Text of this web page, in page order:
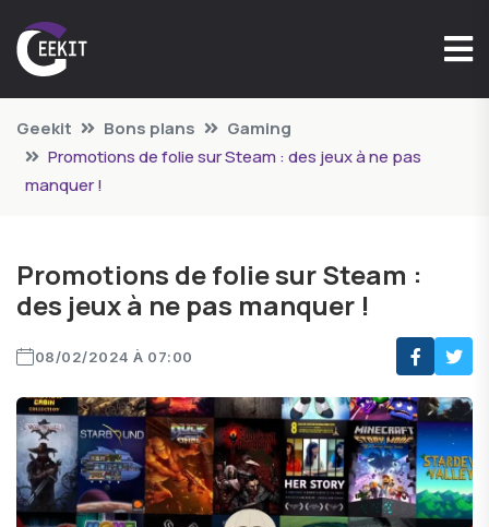
Geekit Bons plans
Gaming
Promotions de folie sur Steam : des jeux à ne pas
manquer !
Promotions de folie sur Steam :
des jeux à ne pas manquer !
08/02/2024 À 07:00